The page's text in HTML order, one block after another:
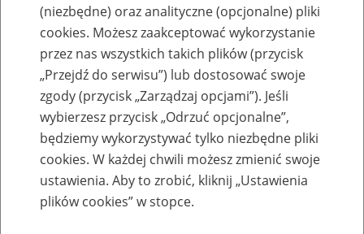
Przepraszamy,
podana strona nie została znaleziona.
Błąd 404
Przejdź do strony głównej
(niezbędne) oraz analityczne (opcjonalne) pliki
cookies. Możesz zaakceptować wykorzystanie
przez nas wszystkich takich plików (przycisk
„Przejdź do serwisu”) lub dostosować swoje
zgody (przycisk „Zarządzaj opcjami”). Jeśli
wybierzesz przycisk „Odrzuć opcjonalne”,
będziemy wykorzystywać tylko niezbędne pliki
cookies. W każdej chwili możesz zmienić swoje
ustawienia. Aby to zrobić, kliknij „Ustawienia
plików cookies” w stopce.